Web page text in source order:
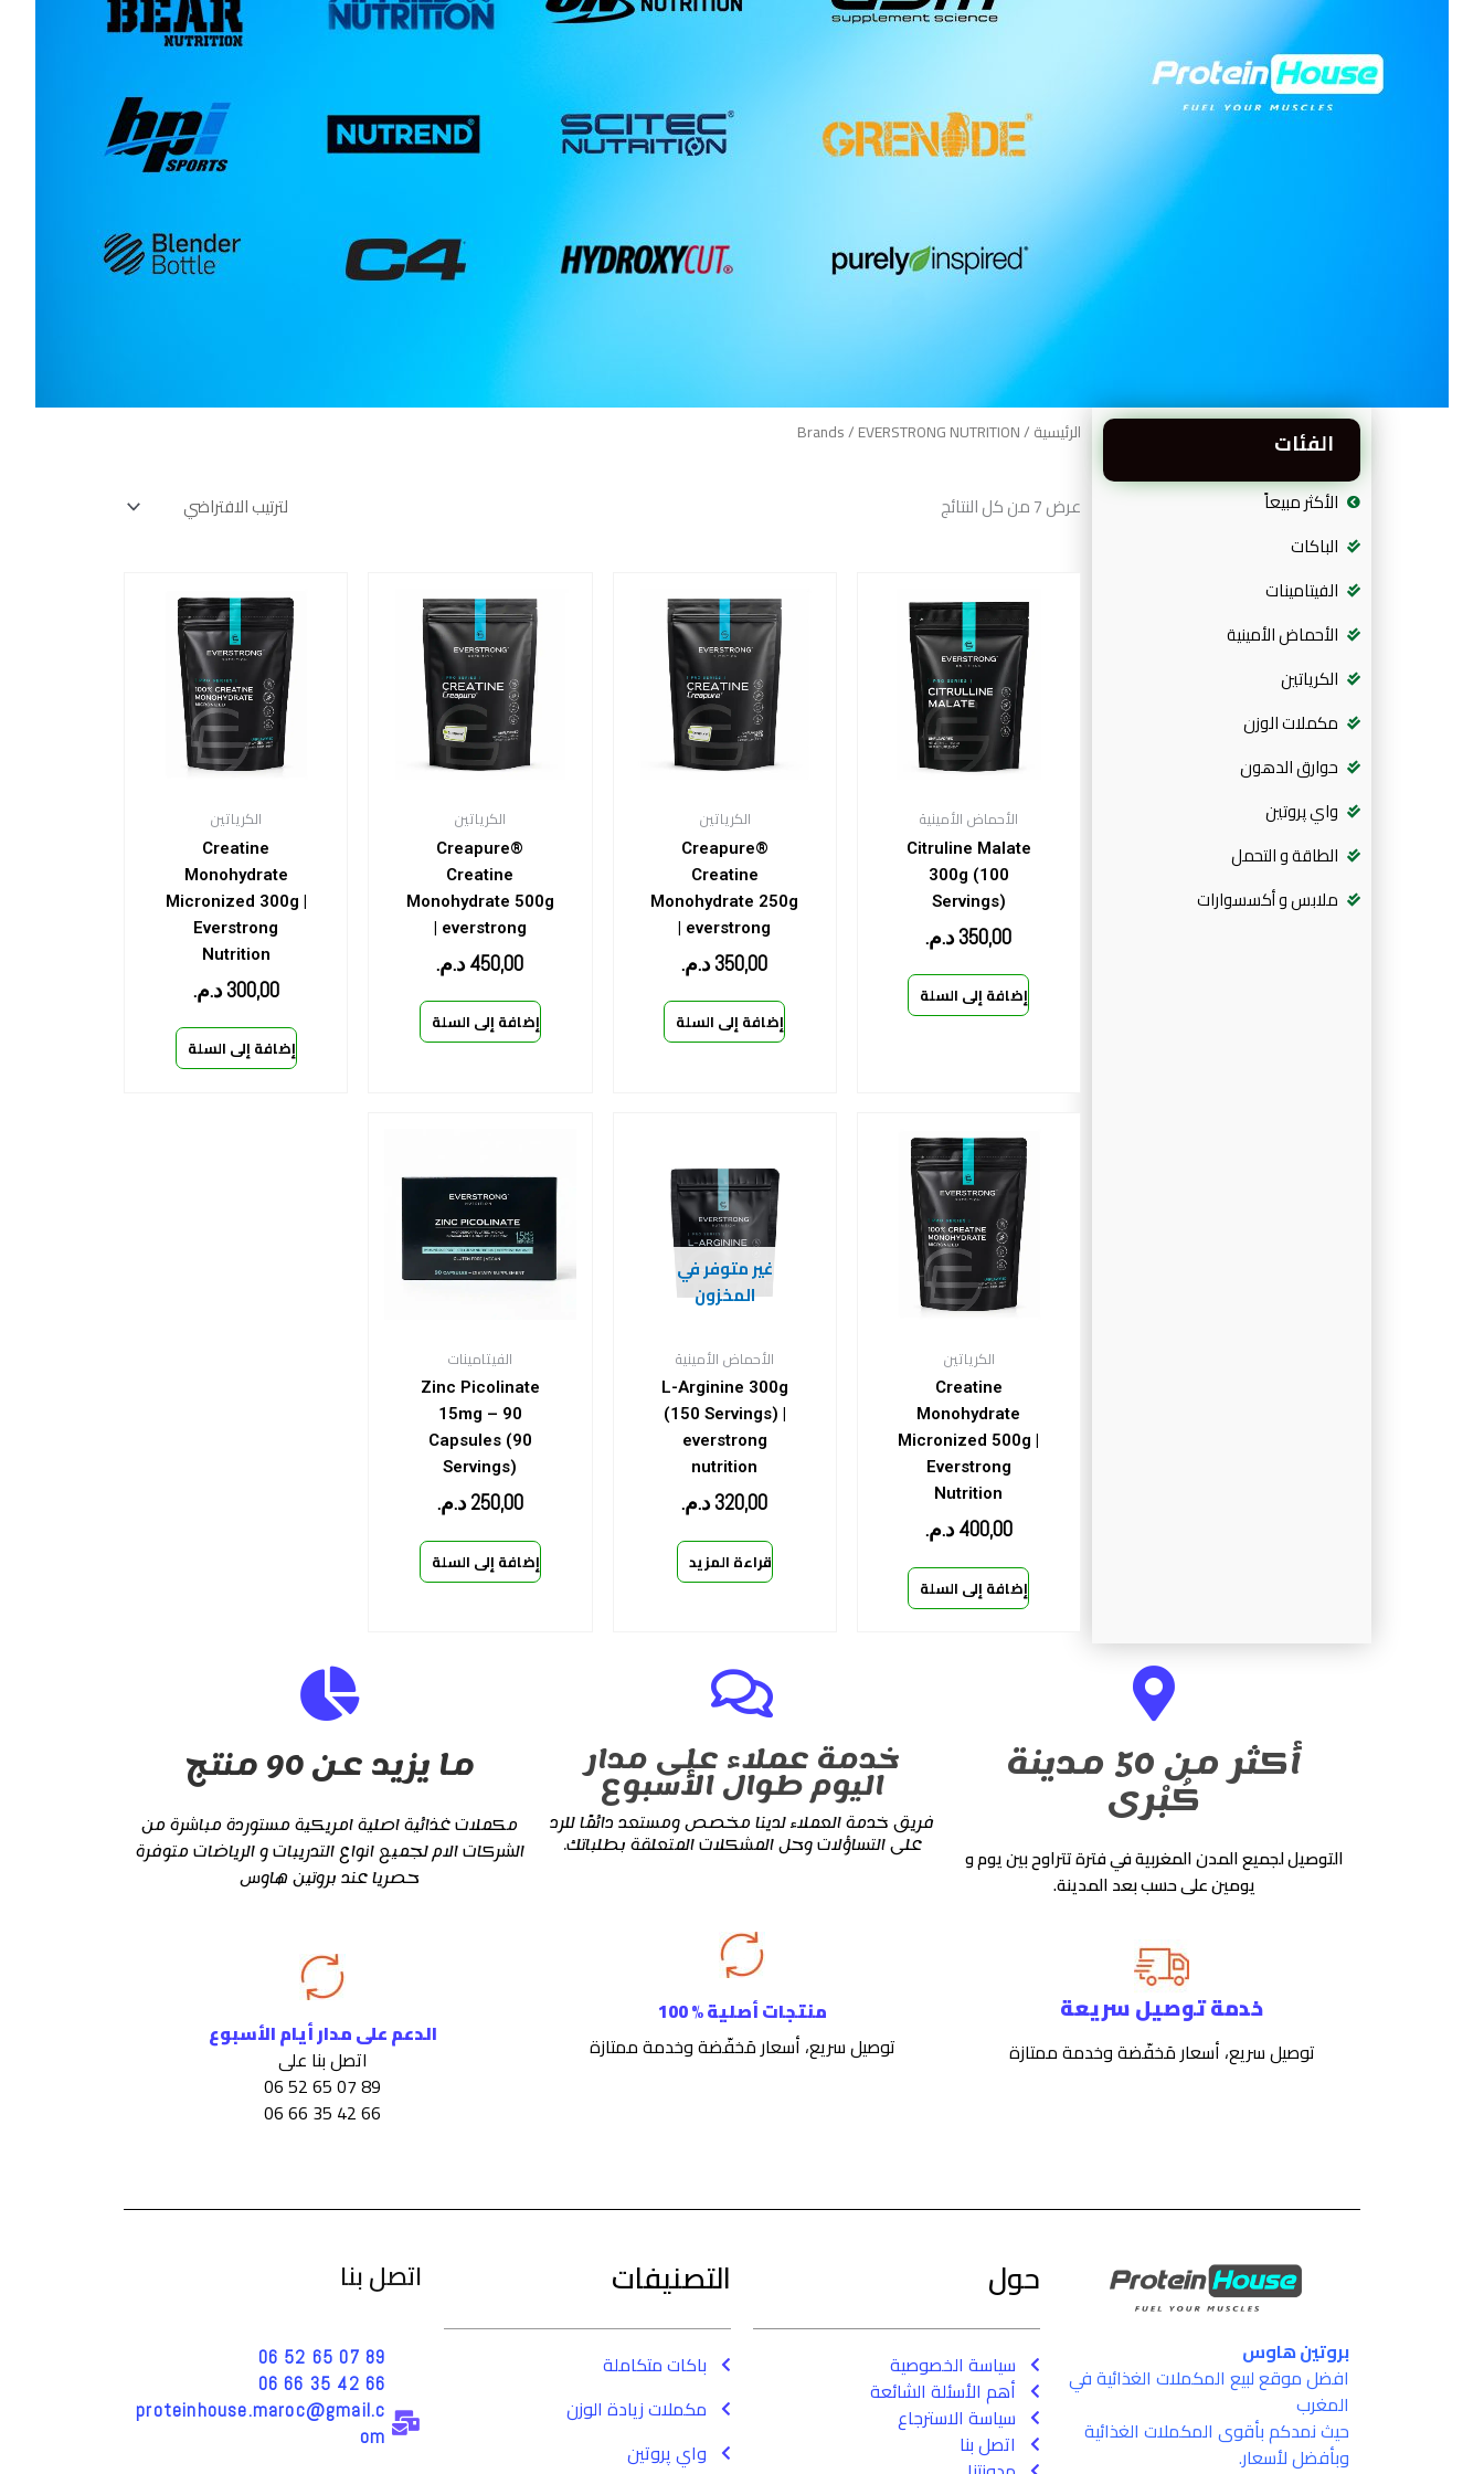
الفئات
الأكثر مبيعاً
الباكات
الفيتامينات
الأحماض الأمينية
الكرياتين
مكملات الوزن
حوارق الدهون
واي پروتين
الطاقة و التحمل
ملابس و أكسسوارات
الرئيسية/ Brands / EVERSTRONG NUTRITION
عرض ⁦7⁩ من كل النتائج
الأحماض الأمينية
Citruline Malate
300g (100
Servings)
350,00د.م.
إضافة إلى السلة
الكرياتين
Creapure®
Creatine
Monohydrate 250g
| everstrong
350,00د.م.
إضافة إلى السلة
الكرياتين
Creapure®
Creatine
Monohydrate 500g
| everstrong
450,00د.م.
إضافة إلى السلة
الكرياتين
Creatine
Monohydrate
Micronized 300g |
Everstrong
Nutrition
300,00د.م.
إضافة إلى السلة
الكرياتين
Creatine
Monohydrate
Micronized 500g |
Everstrong
Nutrition
400,00 د.م.
إضافة إلى السلة
غير متوفر في
المخزون
الأحماض الأمينية
L-Arginine 300g
(150 Servings) |
everstrong
nutrition
320,00د.م.
قراءة المزيد
الفيتامينات
Zinc Picolinate
15mg – 90
Capsules (90
Servings)
250,00 د.م.
إضافة إلى السلة
أكثر من 50 مدينة
كُبْرى
التوصيل لجميع المدن المغربية في فترة تتراوح بين يوم و
يومين على حسب بعد المدينة.
خدمة عملاء على مدار
اليوم طوال الأسبوع
فريق خدمة العملاء لدينا مخصص ومستعد دائمًا للرد
على التساؤلات وحل المشكلات المتعلقة بطلباتك.
ما يزيد عن 90 منتج
مكملات غذائية اصلية امريكية مستوردة مباشرة من
الشركات الام لجميع انواع التدريبات و الرياضات متوفرة
حصريا عند بروتين هاوس
خدمة توصيل سريعة
توصيل سريع، أسعار مَخفّضة وخدمة ممتازة
منتجات أصلية % 100
توصيل سريع، أسعار مَخفّضة وخدمة ممتازة
الدعم على مدار أيام الأسبوع
اتصل بنا على
89 07 65 52 06
66 42 35 66 06
بروتين هاوس
افضل موقع لبيع المكملات الغذائية في
المغرب
حيث نمدكم بأقوى المكملات الغذائية
وبأفضل لأسعار.
حول
سياسة الخصوصية
أهم الأسئلة الشائعة
سياسة الاسترجاع
اتصل بنا
التصنيفات
باكات متكاملة
مكملات زيادة الوزن
واي پروتين
اتصل بنا
89 07 65 52 06
66 42 35 66 06
proteinhouse.maroc@gmail.c
om